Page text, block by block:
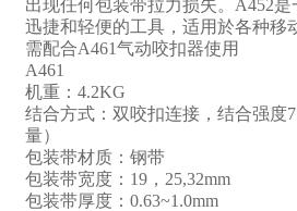
出现任何包装带拉力损失。A452是
迅捷和轻便的工具，适用於各种移
需配合A461气动咬扣器使用
A461
机重：4.2KG
结合方式：双咬扣连接，结合强度
量）
包装带材质：钢带
包装带宽度：19，25,32mm
包装带厚度：0.63~1.0mm